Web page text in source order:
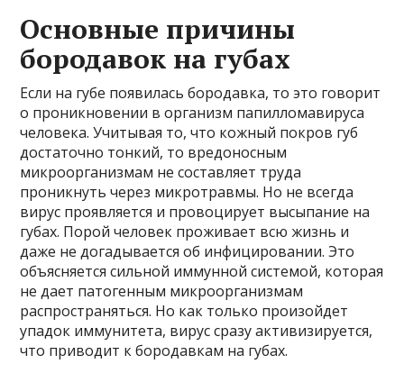
Основные причины
бородавок на губах
Если на губе появилась бородавка, то это говорит
о проникновении в организм папилломавируса
человека. Учитывая то, что кожный покров губ
достаточно тонкий, то вредоносным
микроорганизмам не составляет труда
проникнуть через микротравмы. Но не всегда
вирус проявляется и провоцирует высыпание на
губах. Порой человек проживает всю жизнь и
даже не догадывается об инфицировании. Это
объясняется сильной иммунной системой, которая
не дает патогенным микроорганизмам
распространяться. Но как только произойдет
упадок иммунитета, вирус сразу активизируется,
что приводит к бородавкам на губах.